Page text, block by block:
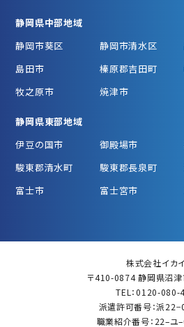
静岡県中部地域
静岡市葵区
静岡市清水区
島田市
榛原郡吉田町
牧之原市
焼津市
静岡県東部地域
伊豆の国市
御殿場市
駿東郡清水町
駿東郡長泉町
富士市
富士宮市
株式会社イカイ
〒410-0874 静岡県沼
TEL：0120-080-
派遣許可番号：派
職業紹介番号：22–ユ